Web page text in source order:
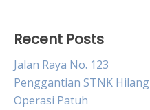
Recent Posts
Jalan Raya No. 123
Penggantian STNK Hilang
Operasi Patuh